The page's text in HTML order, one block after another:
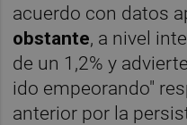
acuerdo con datos
obstante, a nivel
de un 1,2% y
ido empeorando"
anterior por la